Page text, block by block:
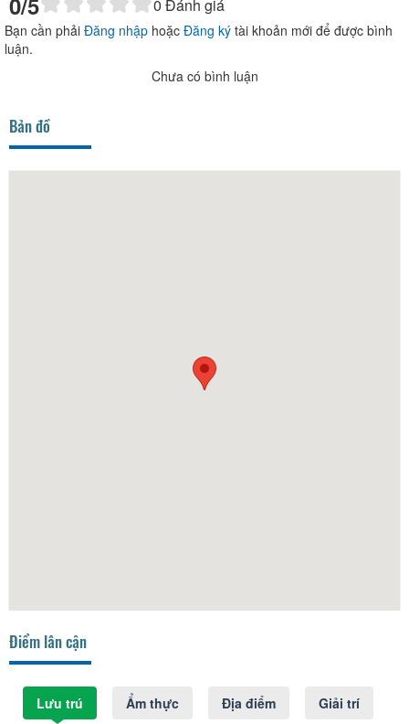
0 Đánh giá
Bạn cần phải Đăng nhập hoặc Đăng ký tài khoản mới để được bình
luận.
Chưa có bình luận
Bản đồ
Điểm lân cận
Lưu trú Ẩm thực Địa điểm Giải trí